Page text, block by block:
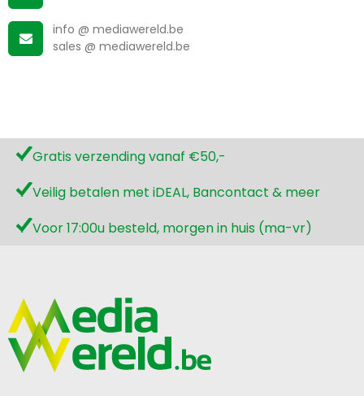
info @ mediawereld.be
sales @ mediawereld.be
Gratis verzending vanaf €50,-
Veilig betalen met iDEAL, Bancontact & meer
Voor 17:00u besteld, morgen in huis (ma-vr)